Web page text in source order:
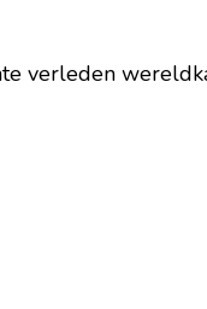
verleden